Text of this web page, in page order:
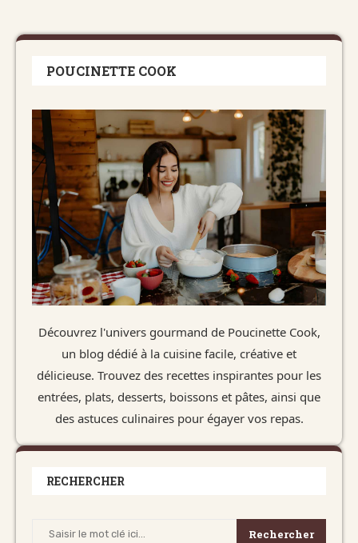
POUCINETTE COOK
Découvrez l'univers gourmand de Poucinette Cook,
un blog dédié à la cuisine facile, créative et
délicieuse. Trouvez des recettes inspirantes pour les
entrées, plats, desserts, boissons et pâtes, ainsi que
des astuces culinaires pour égayer vos repas.
RECHERCHER
Rechercher